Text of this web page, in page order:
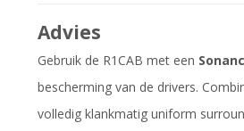
Advies
Gebruik de R1CAB met een
bescherming van de drivers.
volledig klankmatig uniform